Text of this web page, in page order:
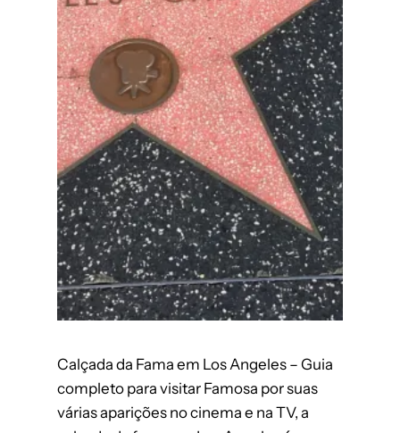
Calçada da Fama em Los Angeles – Guia
completo para visitar Famosa por suas
várias aparições no cinema e na TV, a